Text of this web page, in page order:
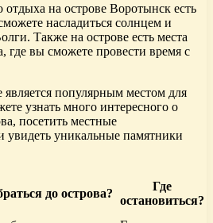
на острове Воротынск есть
насладиться солнцем и
Также на острове есть места
вы сможете провести время с
популярным местом для
узнать много интересного о
посетить местные
увидеть уникальные памятники
до острова?
Где
остановиться?